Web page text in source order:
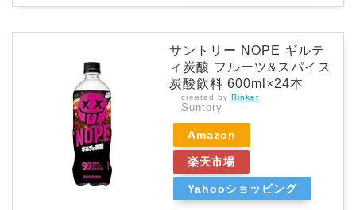
サントリー NOPE ギルテ
ィ炭酸 フルーツ&スパイス
炭酸飲料 600ml×24本
created by Rinker
Suntory
Amazon
楽天市場
Yahooショッピング